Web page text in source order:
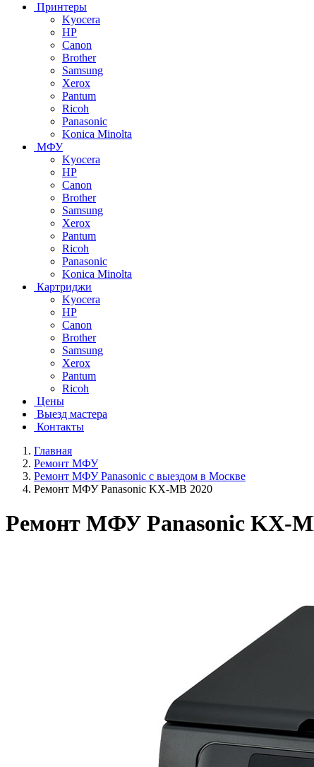
Принтеры
Kyocera
HP
Canon
Brother
Samsung
Xerox
Pantum
Ricoh
Panasonic
Konica Minolta
МФУ
Kyocera
HP
Canon
Brother
Samsung
Xerox
Pantum
Ricoh
Panasonic
Konica Minolta
Картриджи
Kyocera
HP
Canon
Brother
Samsung
Xerox
Pantum
Ricoh
Цены
Выезд мастера
Контакты
Главная
Ремонт МФУ
Ремонт МФУ Panasonic с выездом в Москве
Ремонт МФУ Panasonic KX-MB 2020
Ремонт МФУ Panasonic KX-